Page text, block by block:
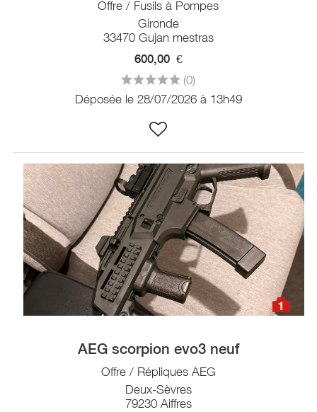
Offre / Fusils à Pompes
Gironde
33470 Gujan mestras
600,00 €
(0)
Déposée le 28/07/2026 à 13h49
1
AEG scorpion evo3 neuf
Offre / Répliques AEG
Deux-Sèvres
79230 Aiffres